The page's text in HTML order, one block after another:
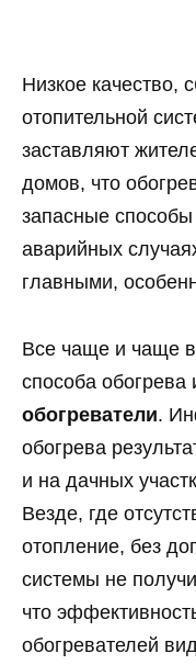
Низкое качество,
отопительной
заставляют
домов, что
запасные способы
аварийных
главными,
Все чаще и чаще
способа обогрева
обогреватели.
обогрева
и на дачных
Везде, где
отопление, без
системы не
что
обогревателей